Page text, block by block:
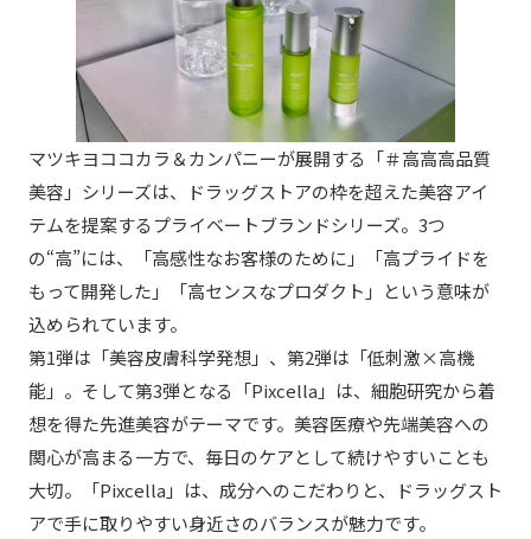
マツキヨココカラ＆カンパニーが展開する「＃高高高品質
美容」シリーズは、ドラッグストアの枠を超えた美容アイ
テムを提案するプライベートブランドシリーズ。3つ
の“高”には、「高感性なお客様のために」「高プライドを
もって開発した」「高センスなプロダクト」という意味が
込められています。
第1弾は「美容皮膚科学発想」、第2弾は「低刺激×高機
能」。そして第3弾となる「Pixcella」は、細胞研究から着
想を得た先進美容がテーマです。美容医療や先端美容への
関心が高まる一方で、毎日のケアとして続けやすいことも
大切。「Pixcella」は、成分へのこだわりと、ドラッグスト
アで手に取りやすい身近さのバランスが魅力です。